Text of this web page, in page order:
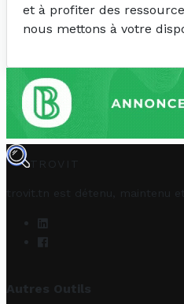
et à profiter des
nous mettons à votre
TROVIT
trovit.tn est détenu, maintenu
Autres Outils